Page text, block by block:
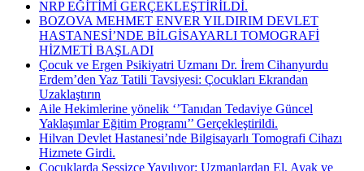
NRP EĞİTİMİ GERÇEKLEŞTİRİLDİ.
BOZOVA MEHMET ENVER YILDIRIM DEVLET
HASTANESİ’NDE BİLGİSAYARLI TOMOGRAFİ
HİZMETİ BAŞLADI
Çocuk ve Ergen Psikiyatri Uzmanı Dr. İrem Cihanyurdu
Erdem’den Yaz Tatili Tavsiyesi: Çocukları Ekrandan
Uzaklaştırın
Aile Hekimlerine yönelik ‘’Tanıdan Tedaviye Güncel
Yaklaşımlar Eğitim Programı’’ Gerçekleştirildi.
Hilvan Devlet Hastanesi’nde Bilgisayarlı Tomografi Cihazı
Hizmete Girdi.
Çocuklarda Sessizce Yayılıyor: Uzmanlardan El, Ayak ve